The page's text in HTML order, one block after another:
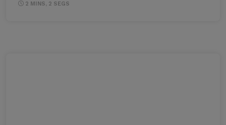
2 MINS, 2 SEGS